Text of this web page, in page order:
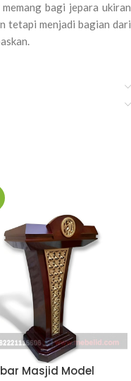
bagi jepara ukiran
tetapi menjadi bagian dari
Masjid Model